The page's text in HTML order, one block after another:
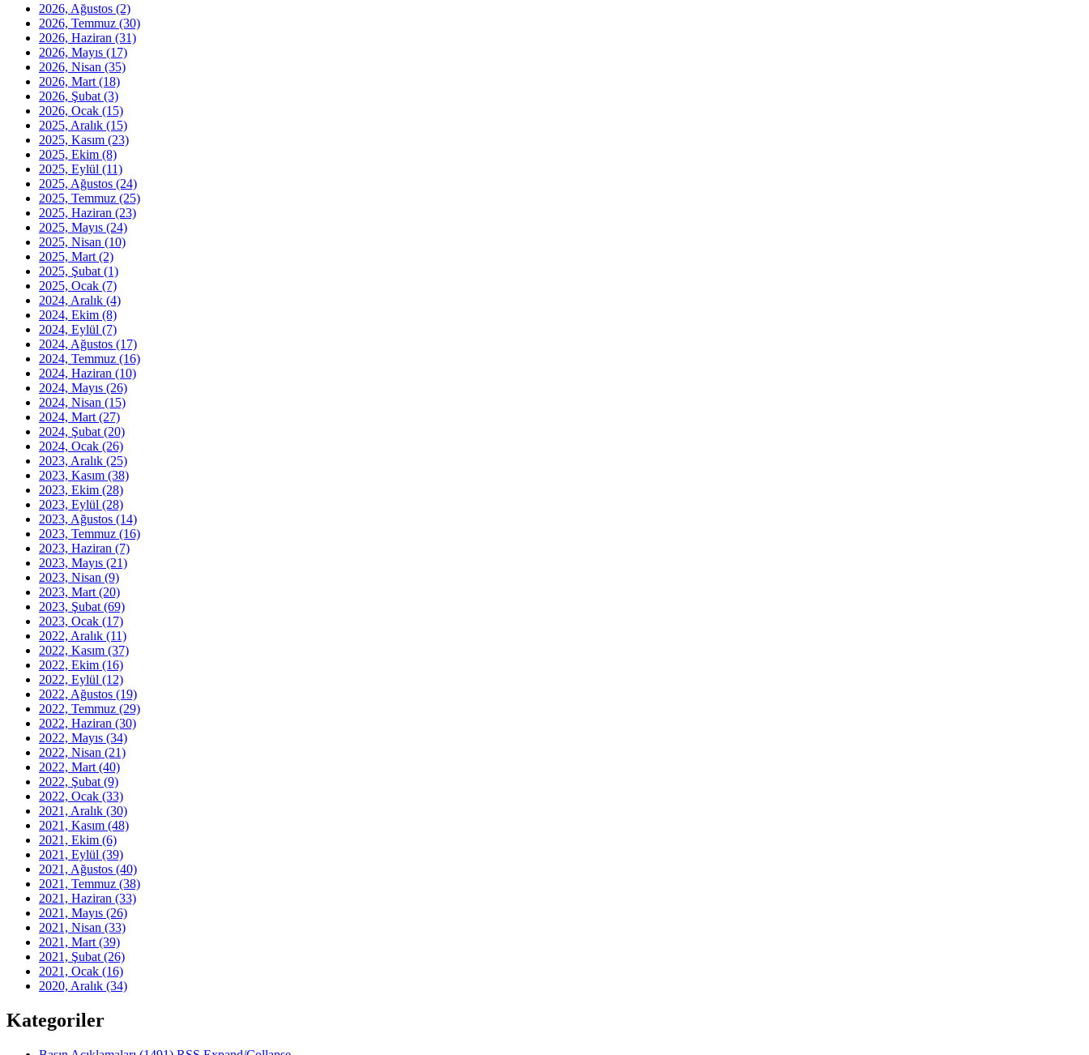
2026, Ağustos (2)
2026, Temmuz (30)
2026, Haziran (31)
2026, Mayıs (17)
2026, Nisan (35)
2026, Mart (18)
2026, Şubat (3)
2026, Ocak (15)
2025, Aralık (15)
2025, Kasım (23)
2025, Ekim (8)
2025, Eylül (11)
2025, Ağustos (24)
2025, Temmuz (25)
2025, Haziran (23)
2025, Mayıs (24)
2025, Nisan (10)
2025, Mart (2)
2025, Şubat (1)
2025, Ocak (7)
2024, Aralık (4)
2024, Ekim (8)
2024, Eylül (7)
2024, Ağustos (17)
2024, Temmuz (16)
2024, Haziran (10)
2024, Mayıs (26)
2024, Nisan (15)
2024, Mart (27)
2024, Şubat (20)
2024, Ocak (26)
2023, Aralık (25)
2023, Kasım (38)
2023, Ekim (28)
2023, Eylül (28)
2023, Ağustos (14)
2023, Temmuz (16)
2023, Haziran (7)
2023, Mayıs (21)
2023, Nisan (9)
2023, Mart (20)
2023, Şubat (69)
2023, Ocak (17)
2022, Aralık (11)
2022, Kasım (37)
2022, Ekim (16)
2022, Eylül (12)
2022, Ağustos (19)
2022, Temmuz (29)
2022, Haziran (30)
2022, Mayıs (34)
2022, Nisan (21)
2022, Mart (40)
2022, Şubat (9)
2022, Ocak (33)
2021, Aralık (30)
2021, Kasım (48)
2021, Ekim (6)
2021, Eylül (39)
2021, Ağustos (40)
2021, Temmuz (38)
2021, Haziran (33)
2021, Mayıs (26)
2021, Nisan (33)
2021, Mart (39)
2021, Şubat (26)
2021, Ocak (16)
2020, Aralık (34)
Kategoriler